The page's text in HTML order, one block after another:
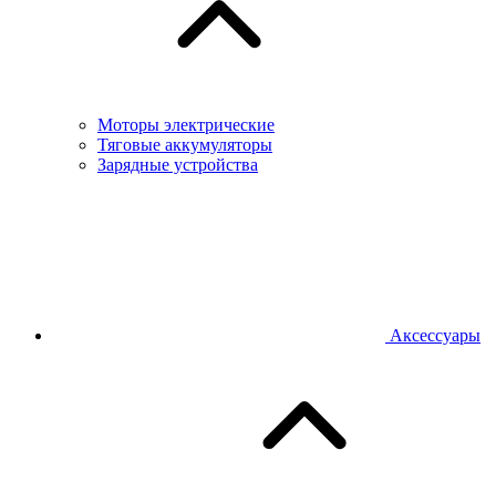
Моторы электрические
Тяговые аккумуляторы
Зарядные устройства
Аксессуары